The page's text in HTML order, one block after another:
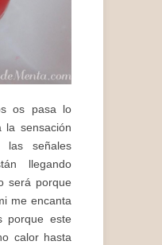
os pasa lo
sensación
señales
llegando
será porque
me encanta
porque este
calor hasta